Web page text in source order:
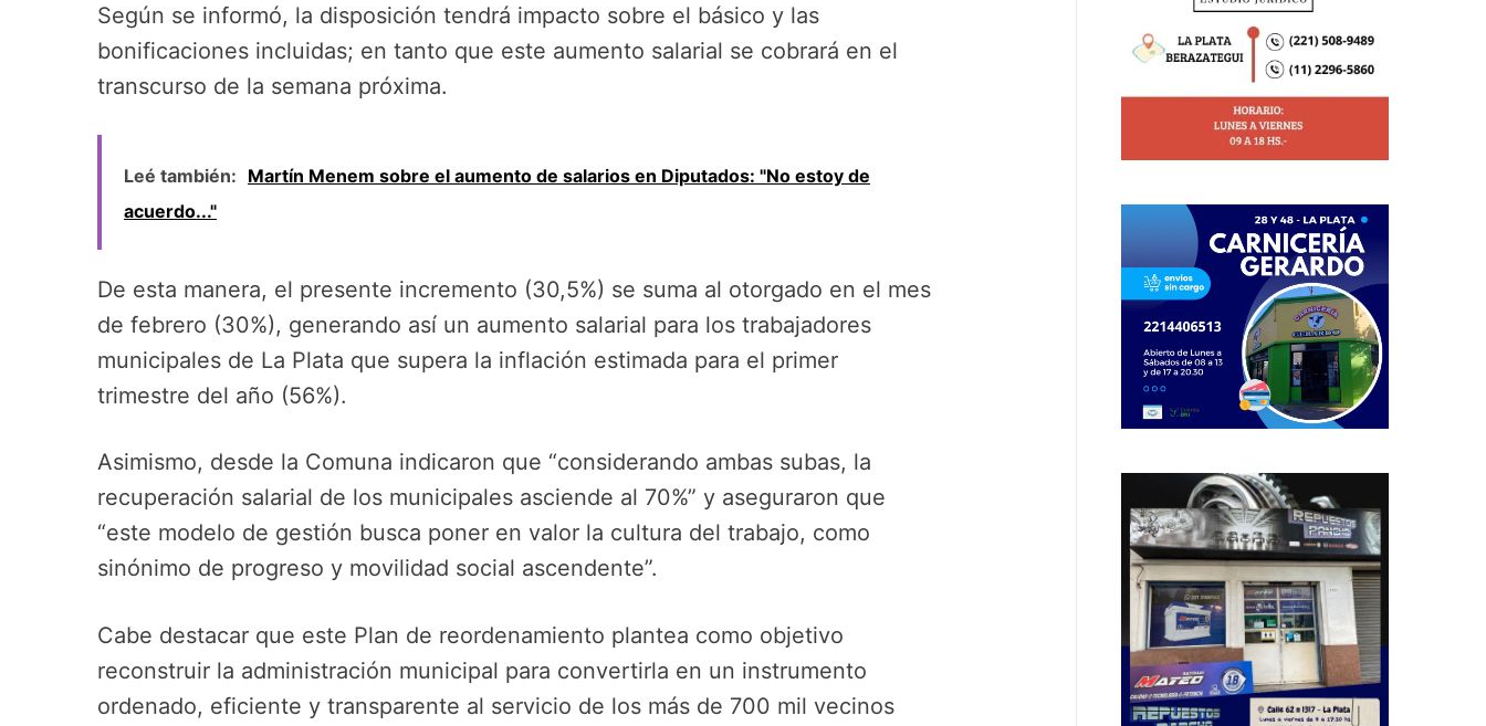
Según se informó, la disposición tendrá impacto sobre el básico y las
bonificaciones incluidas; en tanto que este aumento salarial se cobrará en el
transcurso de la semana próxima.
Leé también: Martín Menem sobre el aumento de salarios en Diputados: "No estoy de
acuerdo..."
De esta manera, el presente incremento (30,5%) se suma al otorgado en el mes
de febrero (30%), generando así un aumento salarial para los trabajadores
municipales de La Plata que supera la inflación estimada para el primer
trimestre del año (56%).
Asimismo, desde la Comuna indicaron que “considerando ambas subas, la
recuperación salarial de los municipales asciende al 70%” y aseguraron que
“este modelo de gestión busca poner en valor la cultura del trabajo, como
sinónimo de progreso y movilidad social ascendente”.
Cabe destacar que este Plan de reordenamiento plantea como objetivo
reconstruir la administración municipal para convertirla en un instrumento
ordenado, eficiente y transparente al servicio de los más de 700 mil vecinos